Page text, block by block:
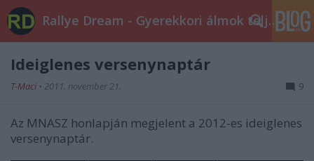
Rallye Dream - Gyerekkori álmok teljesüljetek!
Ideiglenes versenynaptár
T-Maci • 2011. november 21. 9
Az MNASZ honlapján megjelent a 2012-es ideiglenes
versenynaptár.